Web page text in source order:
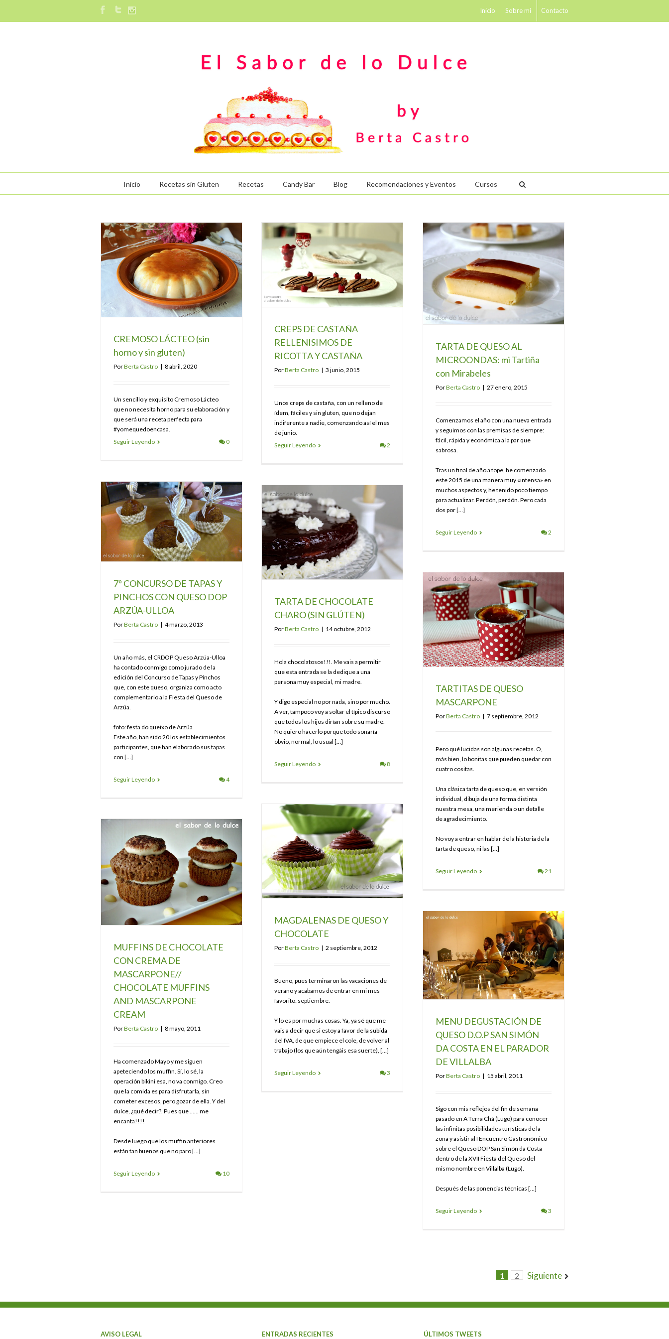
Inicio Sobre mí Contacto
Inicio Recetas sin Gluten Recetas Candy Bar Blog Recomendaciones y Eventos Cursos
CREMOSO LÁCTEO (sin
horno y sin gluten)
PorBerta Castro | 8 abril, 2020
Un sencillo y exquisito Cremoso Lácteo
que no necesita horno para su elaboración y
que será una receta perfecta para
#yomequedoencasa.
Seguir Leyendo
0
CREPS DE CASTAÑA
RELLENISIMOS DE
RICOTTA Y CASTAÑA
PorBerta Castro | 3 junio, 2015
Unos creps de castaña, con un relleno de
ídem, fáciles y sin gluten, que no dejan
indiferente a nadie, comenzando así el mes
de junio.
Seguir Leyendo
2
TARTA DE QUESO AL
MICROONDAS: mi Tartiña
con Mirabeles
PorBerta Castro | 27 enero, 2015
Comenzamos el año con una nueva entrada
y seguimos con las premisas de siempre:
fácil, rápida y económica a la par que
sabrosa.
Tras un final de año a tope, he comenzado
este 2015 de una manera muy «intensa» en
muchos aspectos y, he tenido poco tiempo
para actualizar. Perdón, perdón. Pero cada
dos por […]
Seguir Leyendo 2
7º CONCURSO DE TAPAS Y
PINCHOS CON QUESO DOP
ARZÚA-ULLOA
PorBerta Castro | 4 marzo, 2013
Un año más, el CRDOP Queso Arzúa-Ulloa
ha contado conmigo como jurado de la
edición del Concurso de Tapas y Pinchos
que, con este queso, organiza como acto
complementario a la Fiesta del Queso de
Arzúa.
foto: festa do queixo de Arzúa
Este año, han sido 20 los establecimientos
participantes, que han elaborado sus tapas
con […]
Seguir Leyendo 4
TARTA DE CHOCOLATE
CHARO (SIN GLÚTEN)
PorBerta Castro | 14 octubre, 2012
Hola chocolatosos!!!. Me vais a permitir
que esta entrada se la dedique a una
persona muy especial, mi madre.
Y digo especial no por nada, sino por mucho.
A ver, tampoco voy a soltar el típico discurso
que todos los hijos dirían sobre su madre.
No quiero hacerlo porque todo sonaría
obvio, normal, lo usual […]
Seguir Leyendo 8
TARTITAS DE QUESO
MASCARPONE
PorBerta Castro | 7 septiembre, 2012
Pero qué lucidas son algunas recetas. O,
más bien, lo bonitas que pueden quedar con
cuatro cositas.
Una clásica tarta de queso que, en versión
individual, dibuja de una forma distinta
nuestra mesa, una merienda o un detalle
de agradecimiento.
No voy a entrar en hablar de la historia de la
tarta de queso, ni las […]
Seguir Leyendo 21
MAGDALENAS DE QUESO Y
CHOCOLATE
PorBerta Castro | 2 septiembre, 2012
Bueno, pues terminaron las vacaciones de
verano y acabamos de entrar en mi mes
favorito: septiembre.
Y lo es por muchas cosas. Ya, ya sé que me
vais a decir que si estoy a favor de la subida
del IVA, de que empiece el cole, de volver al
trabajo (los que aún tengáis esa suerte), […]
Seguir Leyendo 3
MUFFINS DE CHOCOLATE
CON CREMA DE
MASCARPONE//
CHOCOLATE MUFFINS
AND MASCARPONE
CREAM
PorBerta Castro | 8 mayo, 2011
Ha comenzado Mayo y me siguen
apeteciendo los muffin. Sí, lo sé, la
operación bikini esa, no va conmigo. Creo
que la comida es para disfrutarla, sin
cometer excesos, pero gozar de ella. Y del
dulce, ¿qué decir?. Pues que …… me
encanta!!!!
Desde luego que los muffin anteriores
están tan buenos que no paro […]
Seguir Leyendo 10
MENU DEGUSTACIÓN DE
QUESO D.O.P SAN SIMÓN
DA COSTA EN EL PARADOR
DE VILLALBA
PorBerta Castro | 15 abril, 2011
Sigo con mis reflejos del fin de semana
pasado en A Terra Chá (Lugo) para conocer
las infinitas posibilidades turísticas de la
zona y asistir al I Encuentro Gastronómico
sobre el Queso DOP San Simón da Costa
dentro de la XVII Fiesta del Queso del
mismo nombre en Villalba (Lugo).
Después de las ponencias técnicas […]
Seguir Leyendo 3
1 2 Siguiente
AVISO LEGAL ENTRADAS RECIENTES ÚLTIMOS TWEETS